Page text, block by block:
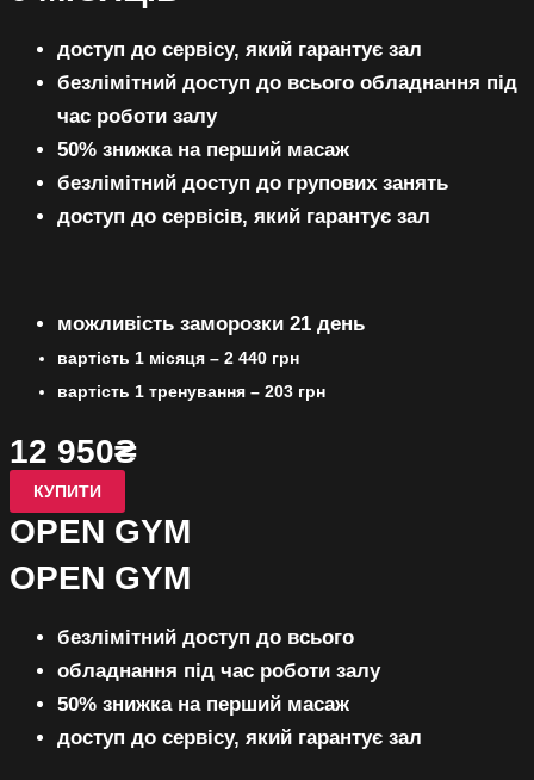
доступ до сервісу, який гарантує зал
безлімітний доступ до всього обладнання під
час роботи залу
50% знижка на перший масаж
безлімітний доступ до групових занять
доступ до сервісів, який гарантує зал
можливість заморозки 21 день
вартість 1 місяця – 2 440 грн
вартість 1 тренування – 203 грн
12 950₴
КУПИТИ
OPEN GYM
OPEN GYM
безлімітний доступ до всього
обладнання під час роботи залу
50% знижка на перший масаж
доступ до сервісу, який гарантує зал